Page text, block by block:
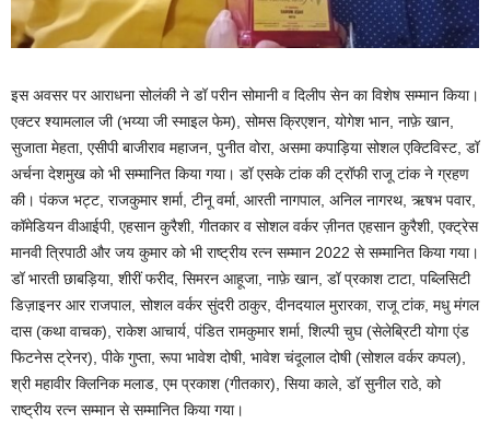
इस अवसर पर आराधना सोलंकी ने डॉ परीन सोमानी व दिलीप सेन का विशेष सम्मान किया।
एक्टर श्यामलाल जी (भय्या जी स्माइल फेम), सोमस क्रिएशन, योगेश भान, नाफ़े खान,
सुजाता मेहता, एसीपी बाजीराव महाजन, पुनीत वोरा, असमा कपाड़िया सोशल एक्टिविस्ट, डॉ
अर्चना देशमुख को भी सम्मानित किया गया। डॉ एसके टांक की ट्रॉफी राजू टांक ने ग्रहण
की। पंकज भट्ट, राजकुमार शर्मा, टीनू वर्मा, आरती नागपाल, अनिल नागरथ, ऋषभ पवार,
कॉमेडियन वीआईपी, एहसान कुरैशी, गीतकार व सोशल वर्कर ज़ीनत एहसान कुरैशी, एक्ट्रेस
मानवी त्रिपाठी और जय कुमार को भी राष्ट्रीय रत्न सम्मान 2022 से सम्मानित किया गया।
डॉ भारती छाबड़िया, शीरीं फरीद, सिमरन आहूजा, नाफ़े खान, डॉ प्रकाश टाटा, पब्लिसिटी
डिज़ाइनर आर राजपाल, सोशल वर्कर सुंदरी ठाकुर, दीनदयाल मुरारका, राजू टांक, मधु मंगल
दास (कथा वाचक), राकेश आचार्य, पंडित रामकुमार शर्मा, शिल्पी चुघ (सेलेब्रिटी योगा एंड
फिटनेस ट्रेनर), पीके गुप्ता, रूपा भावेश दोषी, भावेश चंदूलाल दोषी (सोशल वर्कर कपल),
श्री महावीर क्लिनिक मलाड, एम प्रकाश (गीतकार), सिया काले, डॉ सुनील राठे, को
राष्ट्रीय रत्न सम्मान से सम्मानित किया गया।